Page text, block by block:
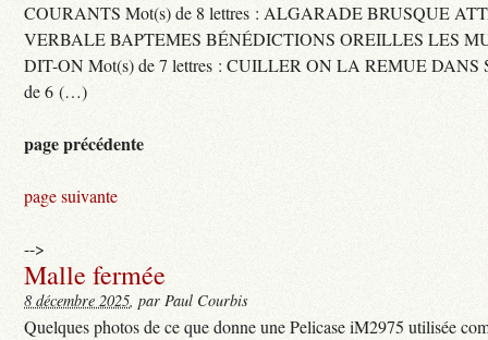
COURANTS Mot(s) de 8 lettres : ALGARADE BRUSQUE
VERBALE BAPTEMES BÉNÉDICTIONS OREILLES LES
DIT-ON Mot(s) de 7 lettres : CUILLER ON LA REMUE DANS
de 6 (…)
page précédente
page suivante
-->
Malle fermée
8 décembre 2025, par Paul Courbis
Quelques photos de ce que donne une Pelicase iM2975 utilisée